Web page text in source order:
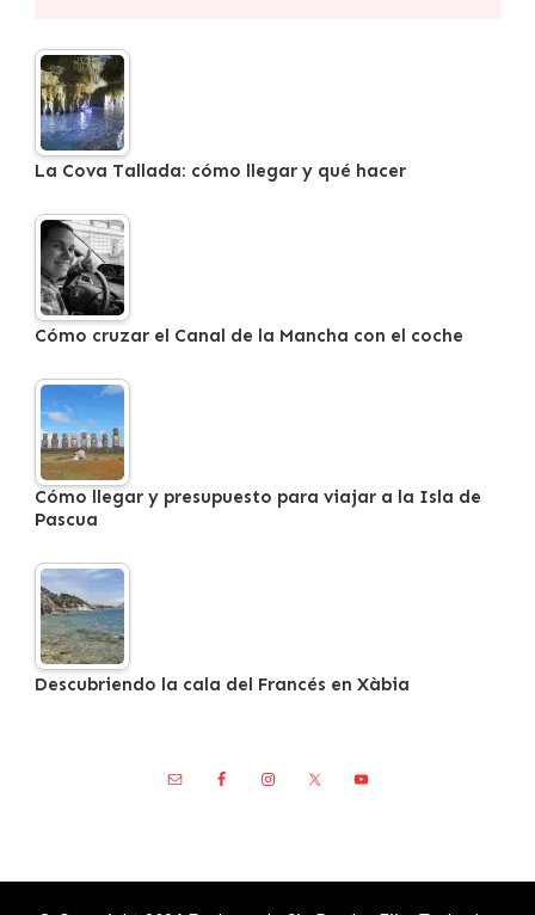
La Cova Tallada: cómo llegar y qué hacer
Cómo cruzar el Canal de la Mancha con el coche
Cómo llegar y presupuesto para viajar a la Isla de
Pascua
Descubriendo la cala del Francés en Xàbia